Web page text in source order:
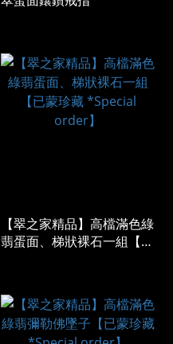
【翠之家精品】高檔滿色綠
翡蛋面、梯狀裸石一組【已